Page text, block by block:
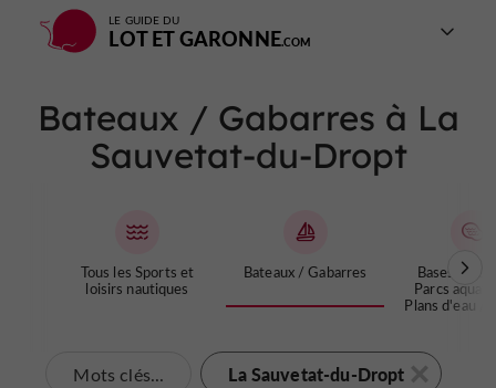
LE GUIDE DU
LOT ET GARONNE
Bateaux / Gabarres à La
Sauvetat-du-Dropt
Tous les Sports et
loisirs nautiques
Bateaux / Gabarres
Bases de
Parcs
Plans d'eau /
Mots clés... La Sauvetat-du-Dropt